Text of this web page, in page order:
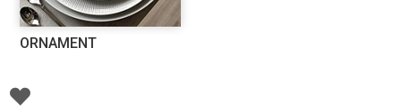
ORNAMENT